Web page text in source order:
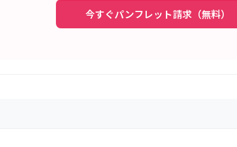
今すぐパンフレット請求（無料）